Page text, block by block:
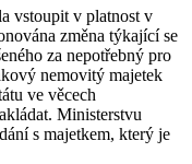
vstoupit v platnost v
změna týkající se
za nepotřebný pro
nemovitý majetek
ve věcech
Ministerstvu
s majetkem, který je